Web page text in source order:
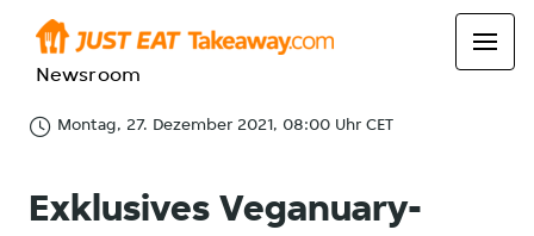
Newsroom
Montag, 27. Dezember 2021, 08:00 Uhr CET
Exklusives Veganuary-